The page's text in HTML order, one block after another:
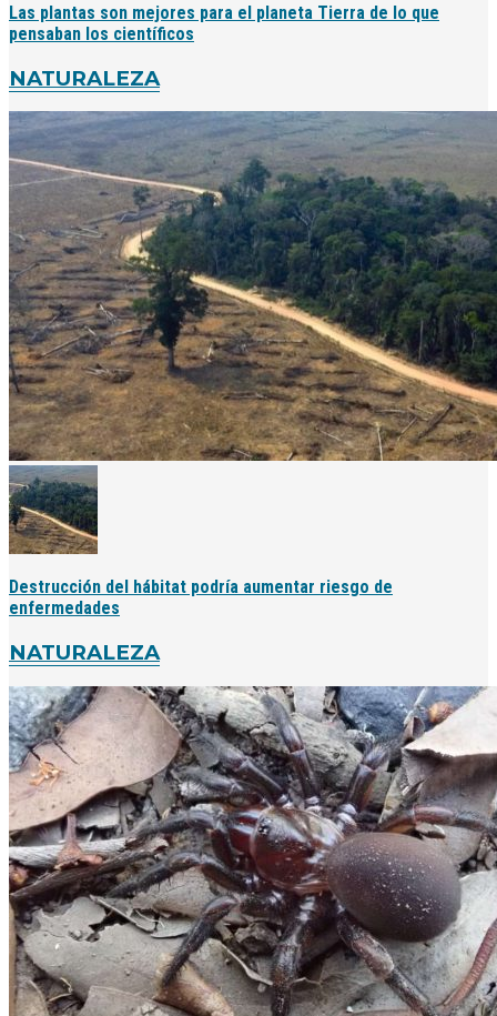
Las plantas son mejores para el planeta Tierra de lo que
pensaban los científicos
NATURALEZA
Destrucción del hábitat podría aumentar riesgo de
enfermedades
NATURALEZA